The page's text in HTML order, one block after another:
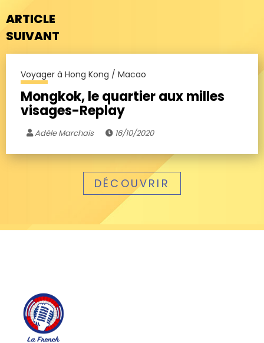
ARTICLE
SUIVANT
Voyager à Hong Kong / Macao
Mongkok, le quartier aux milles
visages-Replay
Adèle Marchais 16/10/2020
DÉCOUVRIR